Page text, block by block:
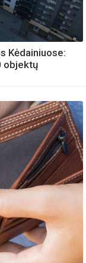
Kėdainiuose:
objektų